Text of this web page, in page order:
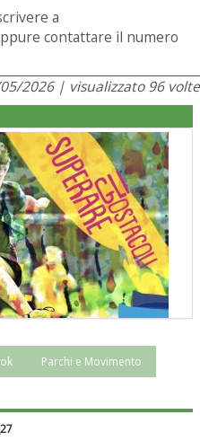
a
contattare il numero
2026 | visualizzato 96 volte
di Tiziano Pesce al CN Uisp
Parchi e Movimento